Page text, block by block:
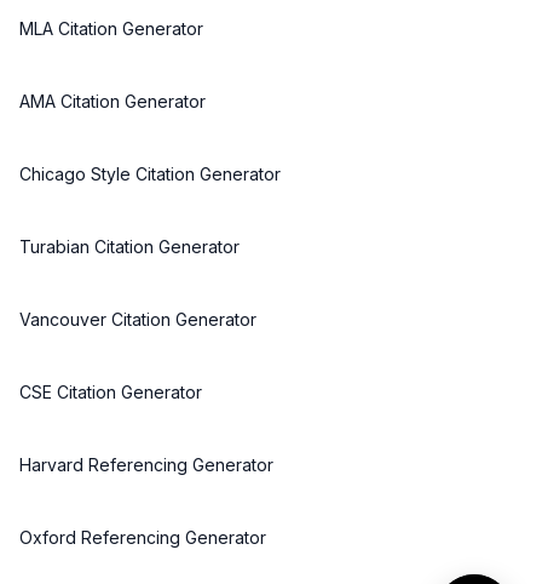
MLA Citation Generator
AMA Citation Generator
Chicago Style Citation Generator
Turabian Citation Generator
Vancouver Citation Generator
CSE Citation Generator
Harvard Referencing Generator
Oxford Referencing Generator